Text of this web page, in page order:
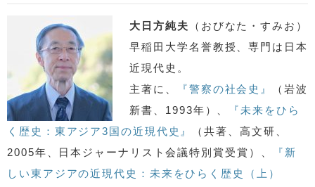
大日方純夫
（おびなた・すみお）
早稲田大学名誉教授、専門は日本
近現代史。
主著に、
『警察の社会史』
（岩波
新書、1993年）、
『未来をひら
く歴史：東アジア3国の近現代史』
（共著、高文研、
2005年、日本ジャーナリスト会議特別賞受賞）、
『新
しい東アジアの近現代史：未来をひらく歴史（上）